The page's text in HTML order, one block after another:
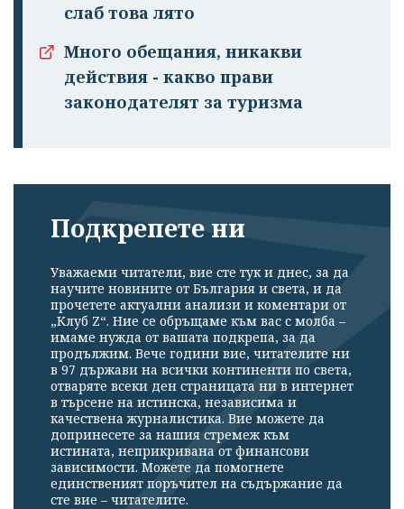
слаб това лято
Много обещания, никакви
действия - какво прави
законодателят за туризма
Подкрепете ни
Уважаеми читатели, вие сте тук и днес, за да
научите новините от България и света, и да
прочетете актуални анализи и коментари от
„Клуб Z“. Ние се обръщаме към вас с молба –
имаме нужда от вашата подкрепа, за да
продължим. Вече години вие, читателите ни
в 97 държави на всички континенти по света,
отваряте всеки ден страницата ни в интернет
в търсене на истинска, независима и
качествена журналистика. Вие можете да
допринесете за нашия стремеж към
истината, неприкривана от финансови
зависимости. Можете да помогнете
единственият поръчител на съдържание да
сте вие – читателите.